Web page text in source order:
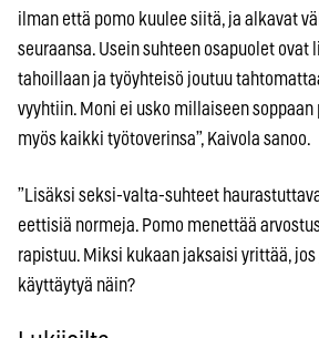
ilman että pomo kuulee siitä, ja alkavat
seuraansa. Usein suhteen osapuolet ovat
tahoillaan ja työyhteisö joutuu
vyyhtiin. Moni ei usko millaiseen
myös kaikki työtoverinsa”, Kaivola sanoo.
”Lisäksi seksi-valta-suhteet
eettisiä normeja. Pomo menettää
rapistuu. Miksi kukaan jaksaisi yrittää,
käyttäytyä näin?